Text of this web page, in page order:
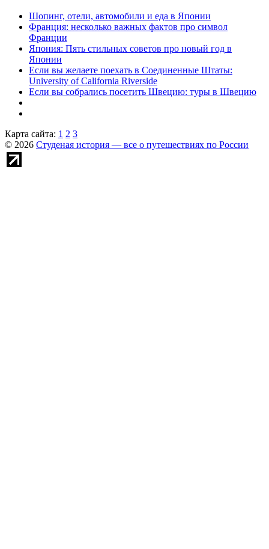
Шопинг, отели, автомобили и еда в Японии
Франция: несколько важных фактов про символ
Франции
Япония: Пять стильных советов про новый год в
Японии
Если вы желаете поехать в Соединенные Штаты:
University of California Riverside
Если вы собрались посетить Швецию: туры в Швецию
Карта сайта: 1 2 3
© 2026 Студеная история — все о путешествиях по России